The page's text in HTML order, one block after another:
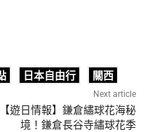
日本自由行 關西
Next article
【遊日情報】鎌倉繡球花海秘
境！鎌倉長谷寺繡球花季